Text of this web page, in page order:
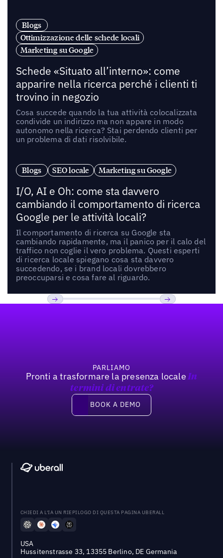
Blogs
Ottimizzazione delle schede locali
Marketing su Google
Schede «Situato all’interno»: come
apparire nella ricerca perché i clienti ti
trovino in negozio
Cosa succede quando la tua attività colocalizzata
condivide un indirizzo ma non appare in modo
autonomo nella ricerca? Stai perdendo clienti per
un problema di dati risolvibile.
Blogs SEO locale Marketing su Google
I/O, AI e Oh: come sta davvero
cambiando il comportamento di ricerca
Google per le attività locali?
Il comportamento di ricerca su Google sta
cambiando rapidamente, ma il panico per il calo del
traffico non coglie il vero problema. Questi esperti
di ricerca locale spiegano cosa sta davvero
succedendo, se i brand locali dovrebbero
preoccuparsi e cosa fare al riguardo.
PARLIAMO
Pronti a trasformare la presenza locale In
termini di entrate?
Book a demo
BOOK A DEMO
CHIEDI A L'IA UN RIEPILOGO DI QUESTA PAGINA UBERALL
USA
Hussitenstrasse 33, 13355 Berlino, DE Germania